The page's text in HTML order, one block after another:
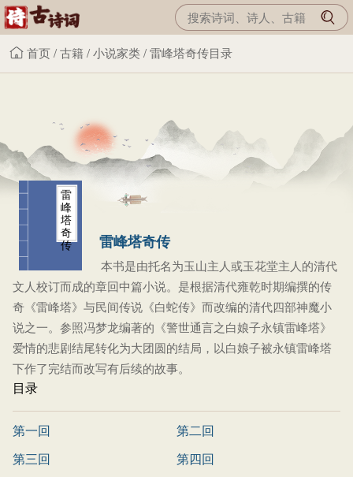
首页/古籍 /小说家类/雷峰塔奇传目录
雷
峰
塔
奇
传
雷峰塔奇传
本书是由托名为玉山主人或玉花堂主人的清代
文人校订而成的章回中篇小说。是根据清代雍乾时期编撰的传
奇《雷峰塔》与民间传说《白蛇传》而改编的清代四部神魔小
说之一。参照冯梦龙编著的《警世通言之白娘子永镇雷峰塔》
爱情的悲剧结尾转化为大团圆的结局，以白娘子被永镇雷峰塔
下作了完结而改写有后续的故事。
目录
第一回
第二回
第三回
第四回